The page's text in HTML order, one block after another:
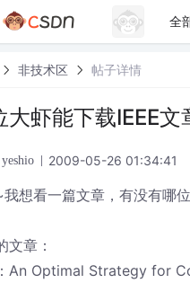
全
非技术区 帖子详情
大虾能下载IEEE
yeshio 2009-05-26 01:34:41
想看一篇文章，有没有哪
文章：
An Optimal Strategy for